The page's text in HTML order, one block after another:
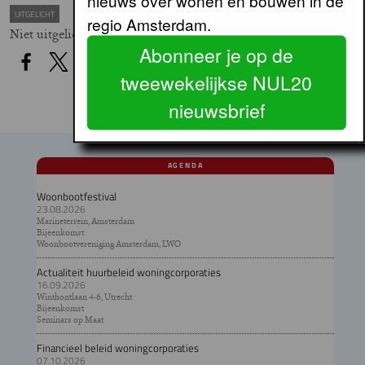
UITGELICHT
Niet uitgelicht
AGENDA
Woonbootfestival
23.08.2026
Marineterrein, Amsterdam
Bijeenkomst
Woonbootvereniging Amsterdam, LWO
Actualiteit huurbeleid woningcorporaties
16.09.2026
Winthontlaan 4-6, Utrecht
Bijeenkomst
Seminars op Maat
Financieel beleid woningcorporaties
07.10.2026
regio Amsterdam.
Abonneer je op de
tweewekelijkse NUL20
nieuwsbrief